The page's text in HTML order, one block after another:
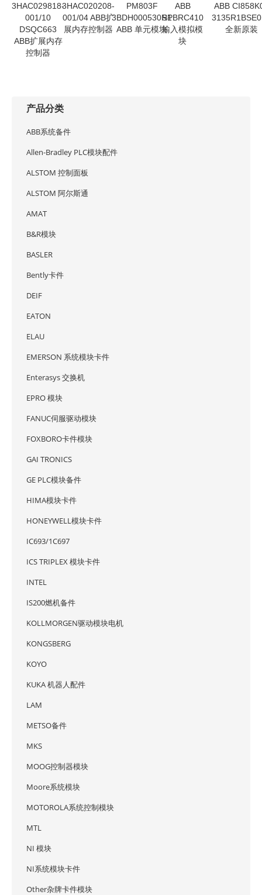
3HAC029818-
001/10
DSQC663
ABB扩展内存
控制器
3HAC020208-
001/04 ABB扩
展内存控制器
PM803F
3BDH000530R1
ABB 单元模块
ABB
SPBRC410
输入模拟模
块
ABB
全新原装
产品分类
ABB系统备件
Allen-Bradley PLC模块配件
ALSTOM 控制面板
ALSTOM 阿尔斯通
AMAT
B&R模块
BASLER
Bently卡件
DEIF
EATON
ELAU
EMERSON 系统模块卡件
Enterasys 交换机
EPRO 模块
FANUC伺服驱动模块
FOXBORO卡件模块
GAI TRONICS
GE PLC模块备件
HIMA模块卡件
HONEYWELL模块卡件
IC693/1C697
ICS TRIPLEX 模块卡件
INTEL
IS200燃机备件
KOLLMORGEN驱动模块电机
KONGSBERG
KOYO
KUKA 机器人配件
LAM
METSO备件
MKS
MOOG控制器模块
Moore系统模块
MOTOROLA系统控制模块
MTL
NI 模块
NI系统模块卡件
Other杂牌卡件模块